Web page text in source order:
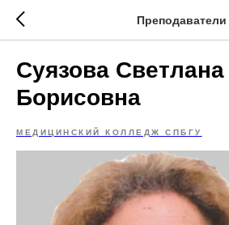
Преподаватели
Суязова Светлана
Борисовна
МЕДИЦИНСКИЙ КОЛЛЕДЖ СПБГУ